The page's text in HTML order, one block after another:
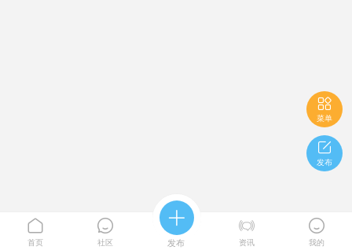

菜单

发布

首页

社区

发布

资讯

我的